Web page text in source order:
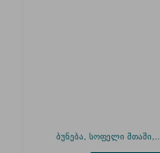
ბუნება, სოფელი მთაში,...